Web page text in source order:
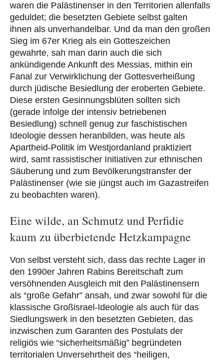
waren die Palästinenser in den Territorien allenfalls
geduldet; die besetzten Gebiete selbst galten
ihnen als unverhandelbar. Und da man den großen
Sieg im 67er Krieg als ein Gotteszeichen
gewahrte, sah man darin auch die sich
ankündigende Ankunft des Messias, mithin ein
Fanal zur Verwirklichung der Gottesverheißung
durch jüdische Besiedlung der eroberten Gebiete.
Diese ersten Gesinnungsblüten sollten sich
(gerade infolge der intensiv betriebenen
Besiedlung) schnell genug zur faschistischen
Ideologie dessen heranbilden, was heute als
Apartheid-Politik im Westjordanland praktiziert
wird, samt rassistischer Initiativen zur ethnischen
Säuberung und zum Bevölkerungstransfer der
Palästinenser (wie sie jüngst auch im Gazastreifen
zu beobachten waren).
Eine wilde, an Schmutz und Perfidie
kaum zu überbietende Hetzkampagne
Von selbst versteht sich, dass das rechte Lager in
den 1990er Jahren Rabins Bereitschaft zum
versöhnenden Ausgleich mit den Palästinensern
als “große Gefahr” ansah, und zwar sowohl für die
klassische Großisrael-Ideologie als auch für das
Siedlungswerk in den besetzten Gebieten, das
inzwischen zum Garanten des Postulats der
religiös wie “sicherheitsmäßig” begründeten
territorialen Unversehrtheit des “heiligen,